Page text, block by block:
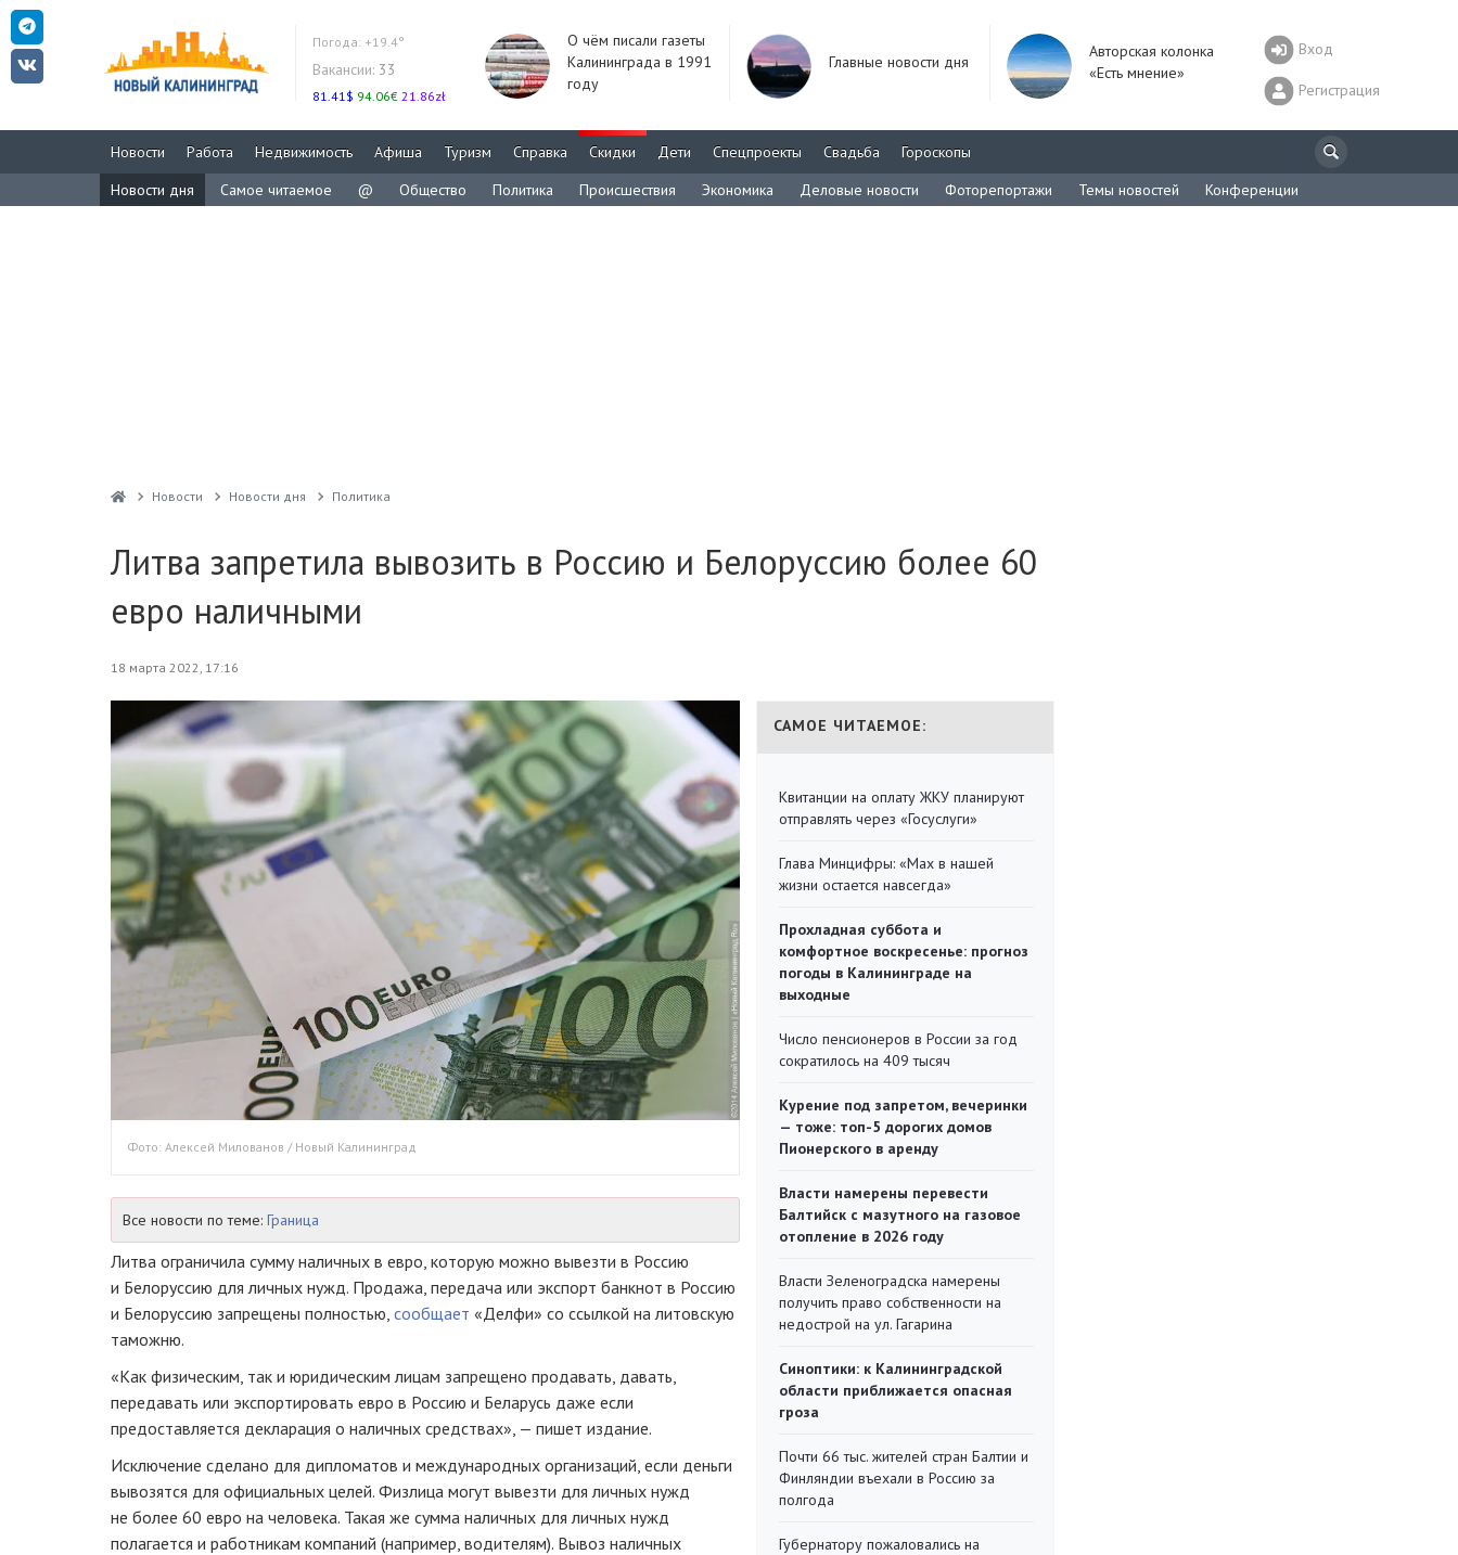
Погода: +19.4°
Вакансии: 33
81.41$ 94.06€ 21.86zł
О чём писали газеты
Калининграда в 1991
году
Главные новости дня
Авторская колонка
«Есть мнение»
Вход
Регистрация
Новости Работа Недвижимость Афиша Туризм Справка Скидки Дети Спецпроекты Свадьба
Гороскопы
Новости дня
Самое читаемое @ Общество Политика Происшествия Экономика Деловые новости Фоторепортажи Темы новостей Конференции
Новости Новости дня Политика
Литва запретила вывозить в Россию и Белоруссию более 60
евро наличными
18 марта 2022, 17:16
Фото: Алексей Милованов / Новый Калининград
Все новости по теме: Граница
Литва ограничила сумму наличных в евро, которую можно вывезти в Россию
и Белоруссию для личных нужд. Продажа, передача или экспорт банкнот в Россию
и Белоруссию запрещены полностью, сообщает «Делфи» со ссылкой на литовскую
таможню.
«Как физическим, так и юридическим лицам запрещено продавать, давать,
передавать или экспортировать евро в Россию и Беларусь даже если
предоставляется декларация о наличных средствах», — пишет издание.
Исключение сделано для дипломатов и международных организаций, если деньги
вывозятся для официальных целей. Физлица могут вывезти для личных нужд
не более 60 евро на человека. Такая же сумма наличных для личных нужд
полагается и работникам компаний (например, водителям). Вывоз наличных
САМОЕ ЧИТАЕМОЕ:
Квитанции на оплату ЖКУ планируют
отправлять через «Госуслуги»
Глава Минцифры: «Мах в нашей
жизни остается навсегда»
Прохладная суббота и
комфортное воскресенье: прогноз
погоды в Калининграде на
выходные
Число пенсионеров в России за год
сократилось на 409 тысяч
Курение под запретом, вечеринки
— тоже: топ-5 дорогих домов
Пионерского в аренду
Власти намерены перевести
Балтийск с мазутного на газовое
отопление в 2026 году
Власти Зеленоградска намерены
получить право собственности на
недострой на ул. Гагарина
Синоптики: к Калининградской
области приближается опасная
гроза
Почти 66 тыс. жителей стран Балтии и
Финляндии въехали в Россию за
полгода
Губернатору пожаловались на